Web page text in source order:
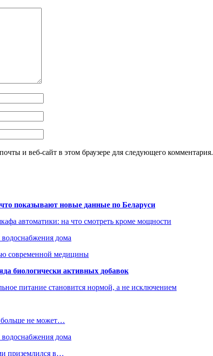
и веб-сайт в этом браузере для следующего комментария.
показывают новые данные по Беларуси
автоматики: на что смотреть кроме мощности
водоснабжения дома
современной медицины
биологически активных добавок
питание становится нормой, а не исключением
больше не может…
водоснабжения дома
приземлился в…